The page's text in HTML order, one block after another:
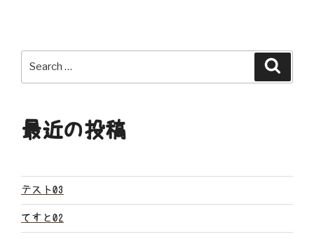
ビ
ゲ
シ
ン
最近の投稿
テスト03
てすと02